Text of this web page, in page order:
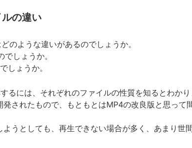
の違い
のような違いがあるのでしょうか。
しょうか。
しょうか。
るには、それぞれのファイルの性質を知るとわか
されたもので、もともとはMP4の改良版と思っ
うとしても、再生できない場合が多く、あまり